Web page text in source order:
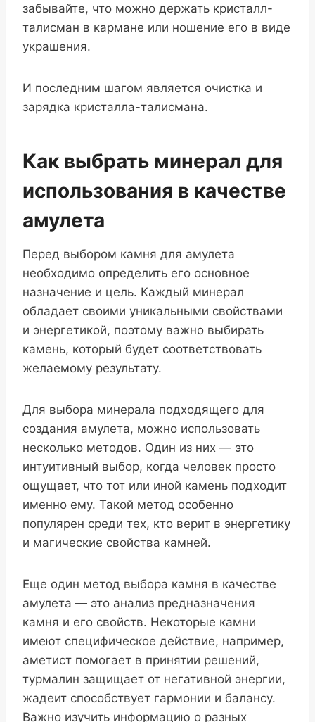
забывайте, что можно держать кристалл-
талисман в кармане или ношение его в виде
украшения.
И последним шагом является очистка и
зарядка кристалла-талисмана.
Как выбрать минерал для
использования в качестве
амулета
Перед выбором камня для амулета
необходимо определить его основное
назначение и цель. Каждый минерал
обладает своими уникальными свойствами
и энергетикой, поэтому важно выбирать
камень, который будет соответствовать
желаемому результату.
Для выбора минерала подходящего для
создания амулета, можно использовать
несколько методов. Один из них — это
интуитивный выбор, когда человек просто
ощущает, что тот или иной камень подходит
именно ему. Такой метод особенно
популярен среди тех, кто верит в энергетику
и магические свойства камней.
Еще один метод выбора камня в качестве
амулета — это анализ предназначения
камня и его свойств. Некоторые камни
имеют специфическое действие, например,
аметист помогает в принятии решений,
турмалин защищает от негативной энергии,
жадеит способствует гармонии и балансу.
Важно изучить информацию о разных